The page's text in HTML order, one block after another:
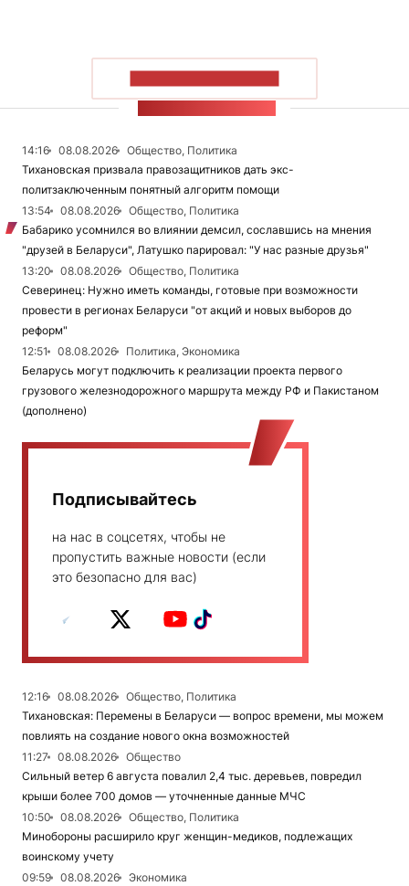
14:16 08.08.2026
Общество, Политика
Тихановская призвала правозащитников дать экс-
политзаключенным понятный алгоритм помощи
13:54
08.08.2026
Общество, Политика
Бабарико усомнился во влиянии демсил, сославшись на мнения
"друзей в Беларуси", Латушко парировал: "У нас разные друзья"
13:20
08.08.2026
Общество, Политика
Северинец: Нужно иметь команды, готовые при возможности
провести в регионах Беларуси "от акций и новых выборов до
реформ"
12:51
08.08.2026
Политика, Экономика
Беларусь могут подключить к реализации проекта первого
грузового железнодорожного маршрута между РФ и Пакистаном
(дополнено)
Подписывайтесь
на нас в соцсетях, чтобы не
пропустить важные новости (если
это безопасно для вас)
12:16 08.08.2026
Общество, Политика
Тихановская: Перемены в Беларуси — вопрос времени, мы можем
повлиять на создание нового окна возможностей
11:27
08.08.2026
Общество
Сильный ветер 6 августа повалил 2,4 тыс. деревьев, повредил
крыши более 700 домов — уточненные данные МЧС
10:50
08.08.2026
Общество, Политика
Минобороны расширило круг женщин-медиков, подлежащих
воинскому учету
09:59
08.08.2026
Экономика